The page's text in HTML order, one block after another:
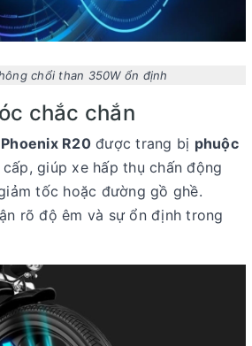
chổi than 350W ổn định
chắc chắn
R20được trang bị phuộc
giúp xe hấp thụ chấn động
tốc hoặc đường gồ ghề.
rõ độ êm và sự ổn định trong